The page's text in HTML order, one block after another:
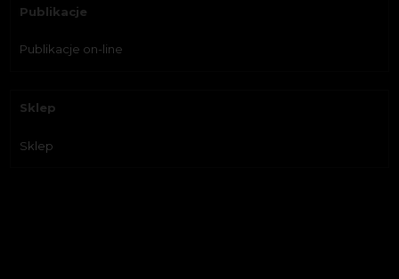
Publikacje
Publikacje on-line
Sklep
Sklep